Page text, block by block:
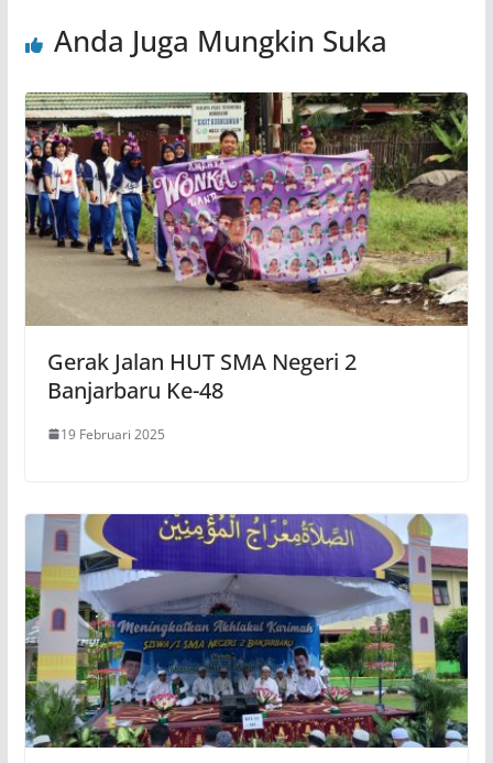
Anda Juga Mungkin Suka
Gerak Jalan HUT SMA Negeri 2
Banjarbaru Ke-48
19 Februari 2025